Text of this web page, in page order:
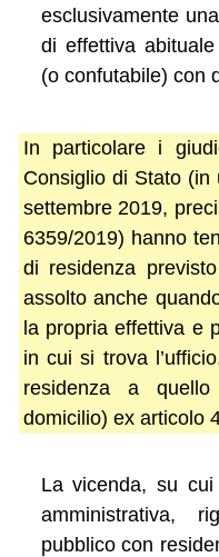
esclusivamente
di effettiva
(o confutabile) con
In particolare i
Consiglio di Stato
settembre 2019,
6359/2019) hanno
di residenza
assolto anche
la propria effettiva e
in cui si trova
residenza a
domicilio) ex articolo
La vicenda, su
amministrativa,
pubblico con